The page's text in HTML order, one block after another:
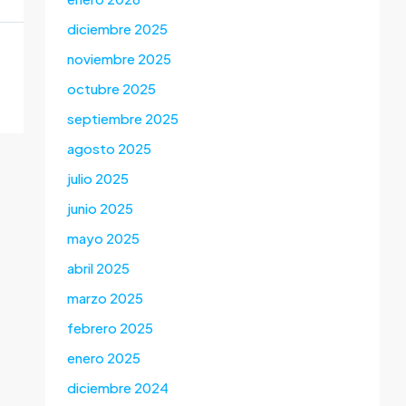
diciembre 2025
noviembre 2025
octubre 2025
septiembre 2025
agosto 2025
julio 2025
junio 2025
mayo 2025
abril 2025
marzo 2025
febrero 2025
enero 2025
diciembre 2024